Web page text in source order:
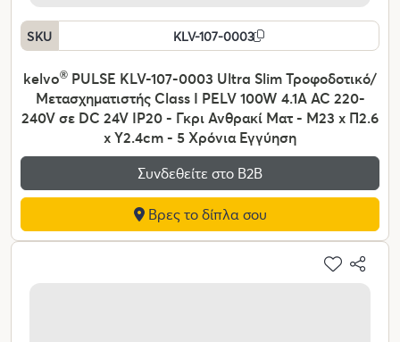
SKU KLV-107-0003
kelvo® PULSE KLV-107-0003 Ultra Slim Τροφοδοτικό/
Μετασχηματιστής Class I PELV 100W 4.1A AC 220-
240V σε DC 24V IP20 - Γκρι Ανθρακί Ματ - Μ23 x Π2.6
x Υ2.4cm - 5 Χρόνια Εγγύηση
Συνδεθείτε στο Β2Β
Βρες το δίπλα σου